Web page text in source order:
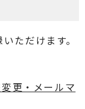
ただけます。
更・メールマ